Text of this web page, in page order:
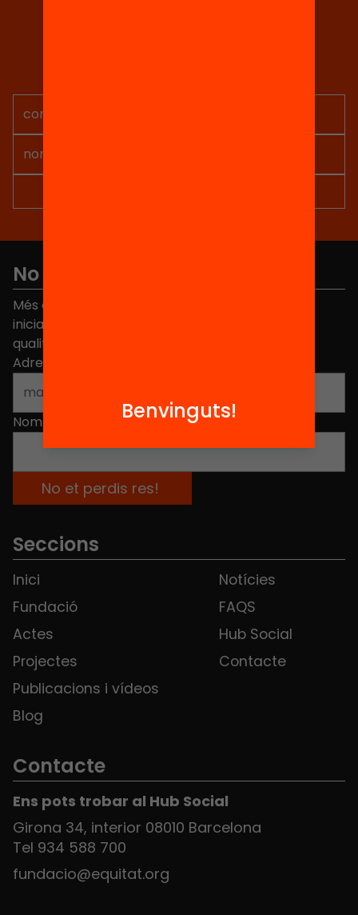
No et perdis res
Més de 40.000 persones ja han triat Equitat. Rep
iniciatives, propostes i projectes per millorar la
qualitat de l'educació a Catalunya.
Adreça electrònica
Nom
Seccions
Inici
Fundació
Actes
Projectes
Publicacions i vídeos
Blog
Notícies
FAQS
Hub Social
Contacte
Contacte
Ens pots trobar al Hub Social
Girona 34, interior 08010 Barcelona
Tel 934 588 700
fundacio@equitat.org
Benvinguts!